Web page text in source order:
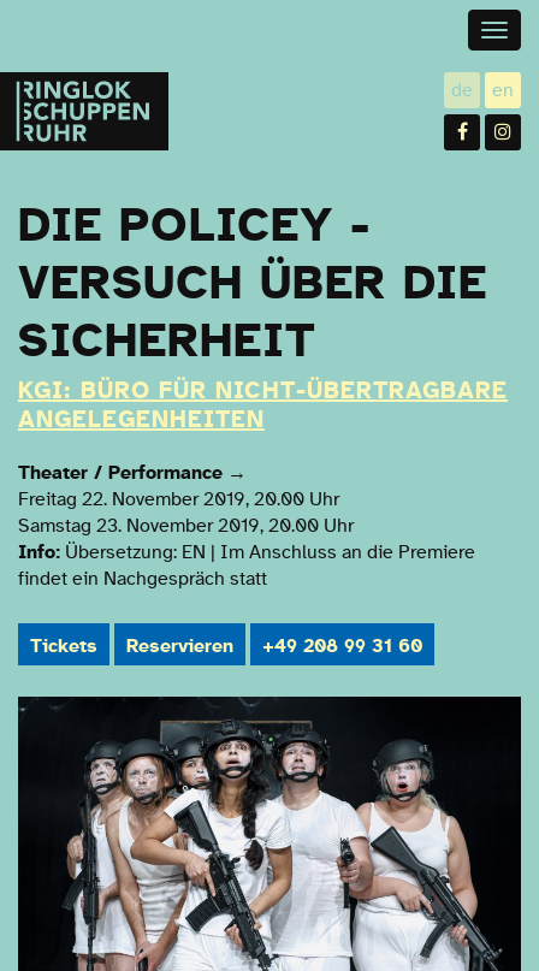
Ringlokschuppen
Ruhr
de utsch
en
DIE POLICEY -
VERSUCH ÜBER DIE
SICHERHEIT
KGI: BÜRO FÜR NICHT-ÜBERTRAGBARE
ANGELEGENHEITEN
Theater / Performance →
Freitag 22. November 2019, 20.00 Uhr
Samstag 23. November 2019, 20.00 Uhr
Info: Übersetzung: EN | Im Anschluss an die Premiere
findet ein Nachgespräch statt
Tickets Reservieren +49 208 99 31 60